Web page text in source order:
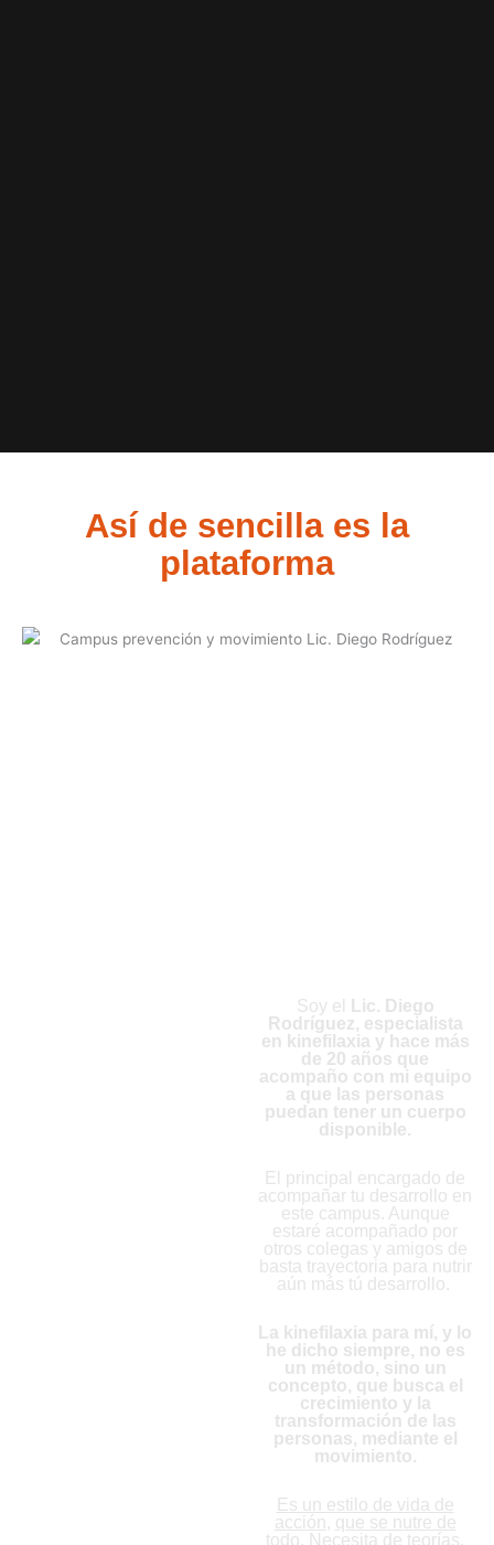
Así de sencilla es la
plataforma
Soy el
Lic. Diego
Rodríguez, especialista
en kinefilaxia y hace más
de 20 años que
acompaño con mi equipo
a que las personas
puedan tener un cuerpo
disponible.
El principal encargado de
acompañar tu desarrollo en
este campus. Aunque
estaré acompañado por
otros colegas y amigos de
basta trayectoria para nutrir
aún más tú desarrollo.
La kinefilaxia para mí, y lo
he dicho siempre, no es
un método, sino un
concepto, que busca el
crecimiento y la
transformación de las
personas, mediante el
movimiento.
Es un estilo de vida de
acción , que se nutre de
todo. Necesita de teorías,